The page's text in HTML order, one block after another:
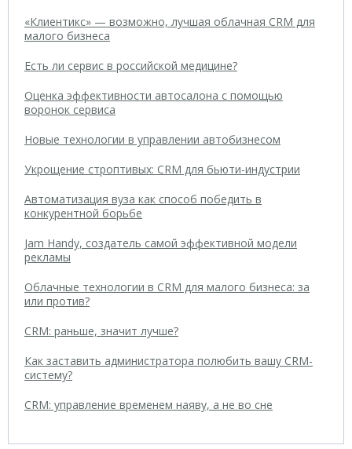
«Клиентикс» — возможно, лучшая облачная CRM для
малого бизнеса
Есть ли сервис в российской медицине?
Оценка эффективности автосалона с помощью
воронок сервиса
Новые технологии в управлении автобизнесом
Укрощение строптивых: CRM для бьюти-индустрии
Автоматизация вуза как способ победить в
конкурентной борьбе
Jam Handy, создатель самой эффективной модели
рекламы
Облачные технологии в CRM для малого бизнеса: за
или против?
CRM: раньше, значит лучше?
Как заставить администратора полюбить вашу CRM-
систему?
CRM: управление временем наяву, а не во сне